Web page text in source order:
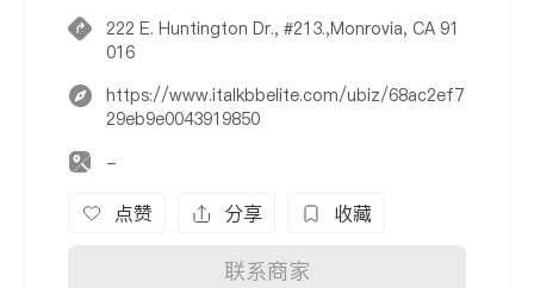
222 E. Huntington Dr., #213.,Monrovia, CA 91
016
https://www.italkbbelite.com/ubiz/68ac2ef7
29eb9e0043919850
-
点赞 分享 收藏
联系商家